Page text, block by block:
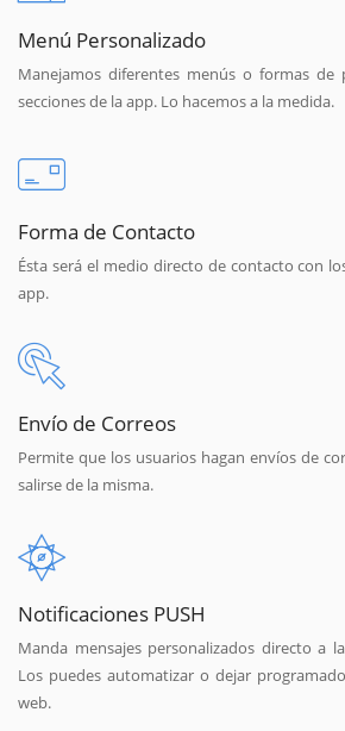
Menú Personalizado
Manejamos diferentes menús o formas de
secciones de la app. Lo hacemos a la medida.
Forma de Contacto
Ésta será el medio directo de contacto con
app.
Envío de Correos
Permite que los usuarios hagan envíos de
salirse de la misma.
Notificaciones PUSH
Manda mensajes personalizados directo a
Los puedes automatizar o dejar
web.